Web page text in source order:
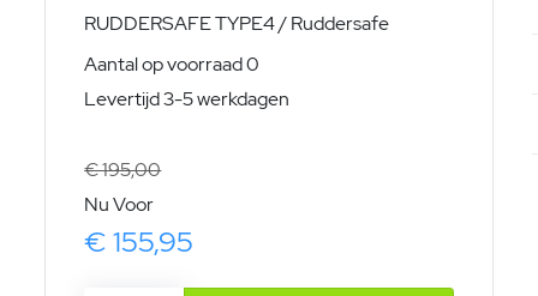
RUDDERSAFE TYPE4 / Ruddersafe
Aantal op voorraad 0
Levertijd 3-5 werkdagen
€ 195,00
Nu Voor
€ 155,95